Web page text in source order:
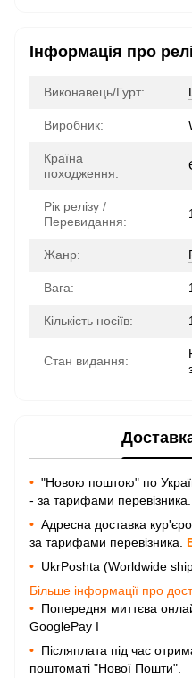
Інформація про
Виконавець/Гурт:
Виробник:
Країна
походження:
Рік релізу /
Перевидання:
Жанр:
Вага:
Кількість носіїв: 1
Стан видання:
• "Новою поштою" по
- за тарифами перевізника.
• Адресна доставка
за тарифами перевізника.
• UkrPoshta (Worldwide
Більше інформації про
• Попередня миттєва
GooglePay I
• Післяплата під час
поштоматі "Нової Пошти".